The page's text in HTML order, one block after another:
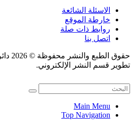
الاسئلة الشائعة
خارطة الموقع
روابط ذات صلة
اتصل بنا
حقوق
تطوير قسم النشر الإلكتروني.
Main Menu
Top Navigation